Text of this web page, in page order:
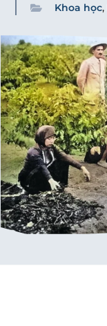
Khoa học,